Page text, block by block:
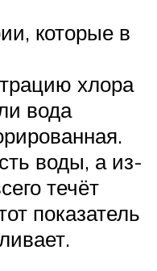
которые в
хлора
вода
воды, а из-
течёт
показатель